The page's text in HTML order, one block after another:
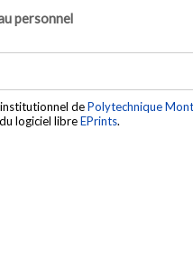
personnel
dePolytechnique
logiciel libreEPrints.